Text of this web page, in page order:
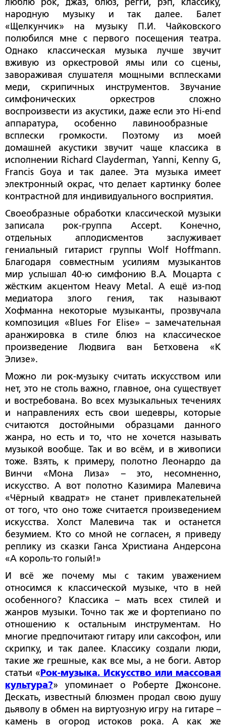
люблю рок, джаз, блюз, регги, рэп, классику,
народную музыку и так далее. Балет
«Щелкунчик» на музыку П.И. Чайковского
полюбился мне с первого посещения театра.
Однако классическая музыка лучше звучит
вживую из оркестровой ямы или со сцены,
завораживая слушателя мощными всплесками
меди, скрипичных инструментов. Звучание
симфонических оркестров сложно
воспроизвести из акустики, даже если это Hi-end
аппаратура, особенно лавинообразные
всплески громкости. Поэтому из моей
домашней акустики звучит чаще классика в
исполнении Richard Clayderman, Yanni, Kenny G,
Francis
Goya и так далее. Эта музыка имеет
электронный окрас, что делает картинку более
контрастной для индивидуального восприятия.
Своеобразные обработки классической музыки
записала рок-группа Accept. Конечно,
отдельных аплодисментов заслуживает
гениальный гитарист группы Wolf Hoffmann.
Благодаря совместным усилиям музыкантов
мир услышал 40-ю симфонию В.А. Моцарта с
жёстким акцентом
Heаvy Metal . А ещё из-под
медиатора злого гения, так называют
Хофманна некоторые музыканты, прозвучала
композиция « Blues For Elise» – замечательная
аранжировка в стиле блюз на классическое
произведение Людвига ван Бетховена «К
Элизе».
Можно ли рок-музыку считать искусством или
нет, это не столь важно, главное, она существует
и востребована. Во всех музыкальных течениях
и направлениях есть свои шедевры, которые
считаются достойными образцами данного
жанра, но есть и то, что не хочется называть
музыкой вообще. Так и во всём, и в живописи
тоже. Взять, к примеру, полотно Леонардо да
Винчи «Мона Лиза» – это, несомненно,
искусство. А вот полотно Казимира Малевича
«Чёрный квадрат» не станет привлекательней
от того, что оно тоже считается произведением
искусства. Холст Малевича так и останется
безумием. Кто со мной не согласен, я приведу
реплику из сказки Ганса Христиана Андерсона
«А король-то голый!»
И всё же почему мы с таким уважением
относимся к классической музыке, что в ней
особенного? Классика – мать всех стилей и
жанров музыки. Точно так же и фортепиано по
отношению к остальным инструментам. Но
многие предпочитают гитару или саксофон, или
скрипку, и так далее. Классику создали люди,
такие же грешные, как все мы, а не боги. Автор
статьи « Рок-музыка. Искусство или массовая
культура?» упоминает о Роберте Джонсоне.
Дескать, известный блюзмен продал свою душу
дьяволу в обмен на виртуозную игру на гитаре ­–
камень в огород истоков рока. А как же